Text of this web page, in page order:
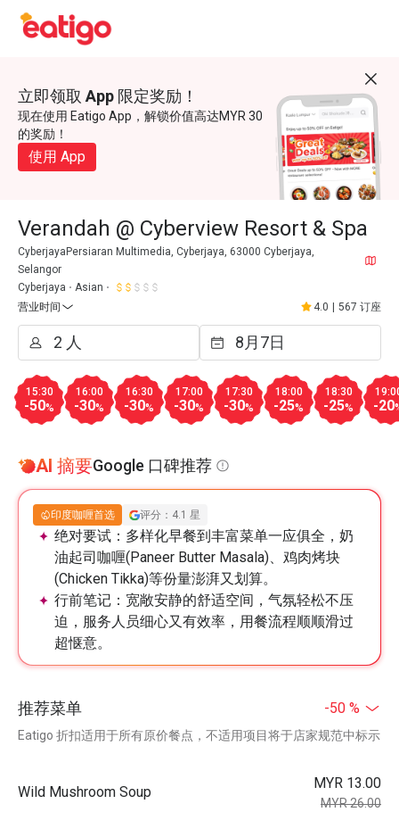
立即领取 App 限定奖励！
现在使用 Eatigo App，解锁价值高达MYR 30
的奖励！
使用 App
Verandah @ Cyberview Resort & Spa
CyberjayaPersiaran Multimedia, Cyberjaya, 63000 Cyberjaya,
Selangor
Cyberjaya
Asian
营业时间
4.0 567 订座
15:30
-50%
16:00
-30%
16:30
-30%
17:00
-30%
17:30
-30%
18:00
-25%
18:30
-25% -20
AI 摘要Google 口碑推荐
印度咖喱首选 评分：4.1 星
绝对要试： 多样化早餐到丰富菜单一应俱全，奶
油起司咖喱(Paneer Butter Masala)、鸡肉烤块
(Chicken Tikka)等份量澎湃又划算。
行前笔记： 宽敞安静的舒适空间，气氛轻松不压
迫，服务人员细心又有效率，用餐流程顺顺滑过
超惬意。
推荐菜单 -50 %
Eatigo 折扣适用于所有原价餐点，不适用项目将于店家规范中标示
Wild Mushroom Soup
MYR 13.00
MYR 26.00